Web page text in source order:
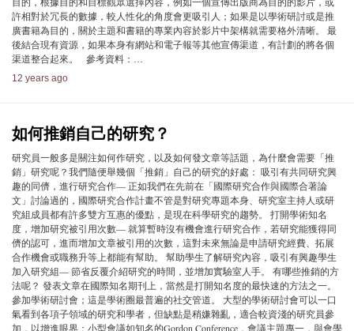
許相對於冗長的數據，較人性化的角度會更吸引人；如果是以學術研討或是推
廣書籍為目的，關於主題和書籍的專業內容於影片中架構就需要格外清晰。 最
後結合現有資源，如果本身有網站和電子報等其他宣傳渠道，有計劃的將各個
渠道整合起來。 參考資料：…
12 years ago
如何推銷自己的研究？
研究員一般多是關注如何作研究，以及如何發文章等話題，為什麼會需要「推
銷」研究呢？我們隨便舉幾個「推銷」自己的研究的好處： 吸引有共同研究興
趣的同儕，進行研究合作— 正如我們在先前在「國際研究合作與國際合著論
文」討論過的，國際研究合作計畫不管是對研究專題本身、研究室主持人或研
究組成員都有許多雙方互惠的優點，是現在科學研究的趨勢。 打開學術知名
度，增加研究被引用次數— 就算暫時沒有機會進行研究合作，若研究能獲得同
儕的認可，進而增加文章被引用的次數，這對未來無論是申請研究經費、拓展
合作機會或職務升等上都能有幫助。 幫助學生了解研究內容，吸引有興趣學生
加入研究組— 節省反覆介紹研究的時間，並增加實驗室人手。 有哪些推銷的方
法呢？ 發表文章在國際知名期刊上，當然是打開知名度的最快速的方法之一。
參加學術研討會；這是學術圈最普遍的社交管道。 大型的學術研討會可以一口
氣看到各項子領域的研究和學者，但缺點是稍嫌雜亂，適合較資淺的研究員參
加，以增進眼界；小型會議如知名的Gordon Conference，會議主題專一，與會學